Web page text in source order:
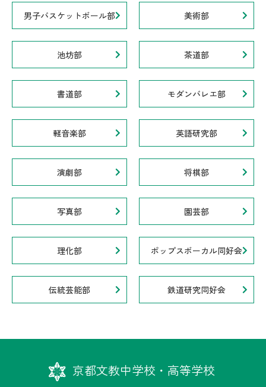
男子バスケットボール部 美術部
池坊部 茶道部
書道部 モダンバレエ部
軽音楽部 英語研究部
演劇部 将棋部
写真部 園芸部
理化部 ポップスボーカル同好会
伝統芸能部 鉄道研究同好会
京都文教中学校・高等学校